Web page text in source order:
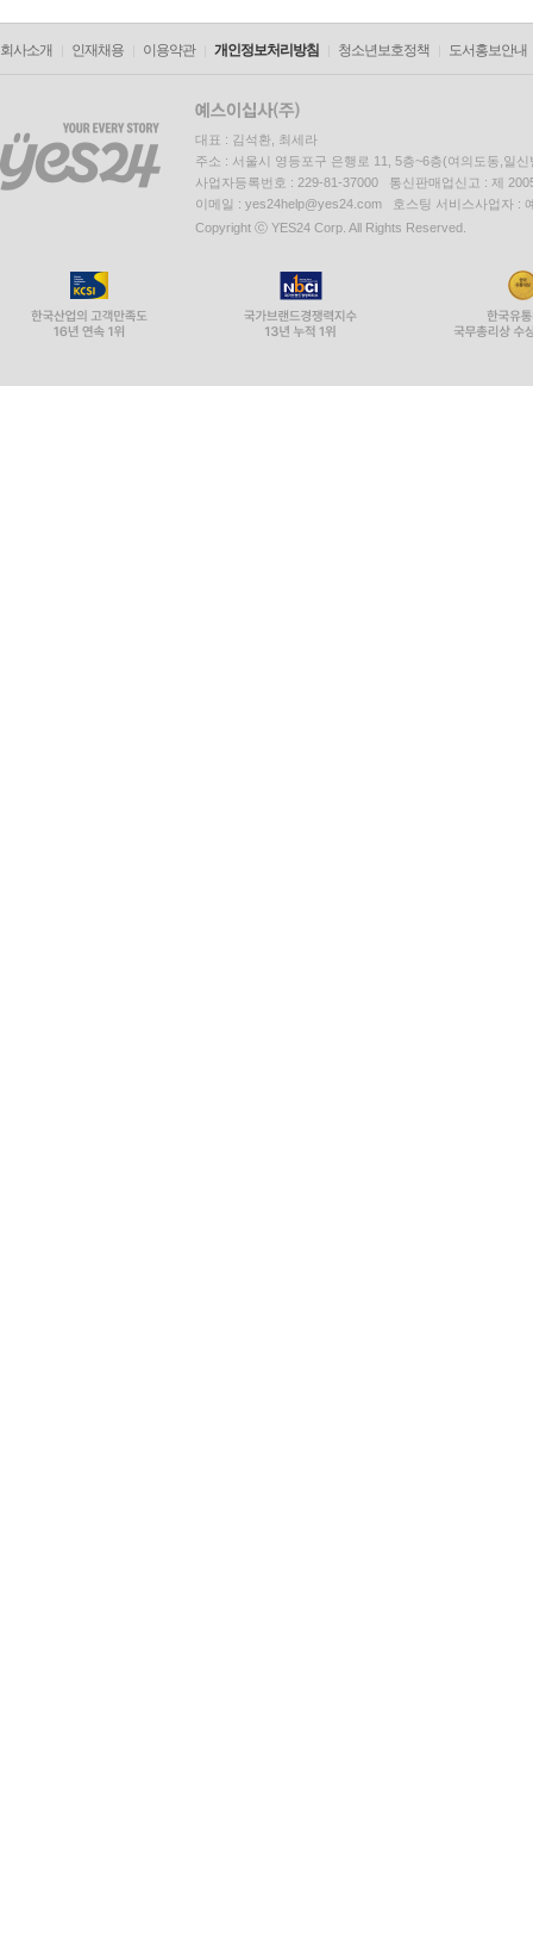
회사소개 인재채용 이용약관 개인정보처리방침 청소년보호정책 도서홍보안내
대표 : 김석환, 최세라
주소 : 서울시 영등포구 은행로 11, 5층~6층(여의도동,일신
사업자등록번호 : 229-81-37000 통신판매업신고 : 제
이메일 : yes24help@yes24.com 호스팅 서비스사업자 :
Copyright ⓒ YES24 Corp. All Rights Reserved.